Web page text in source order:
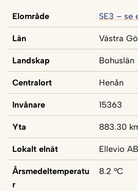
Elområde SE3 – se
Län Västra
Landskap Bohuslän
Centralort Henån
Invånare 15363
Yta 883.30
Lokalt elnät Ellevio AB
Årsmedeltemperatu
r
8.2 °C